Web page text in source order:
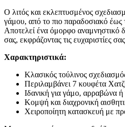
Ο λιτός και εκλεπτυσμένος
γάμου, από το πιο παραδοσιακό έως
Αποτελεί ένα όμορφο αναμνηστικό
σας, εκφράζοντας τις ευχαριστίες
Χαρακτηριστικά:
Κλασικός τούλινος
Περιλαμβάνει 7 κουφέτα
Ιδανική για γάμο, αρραβώνα
Κομψή και διαχρονική
Χειροποίητη κατασκευή με